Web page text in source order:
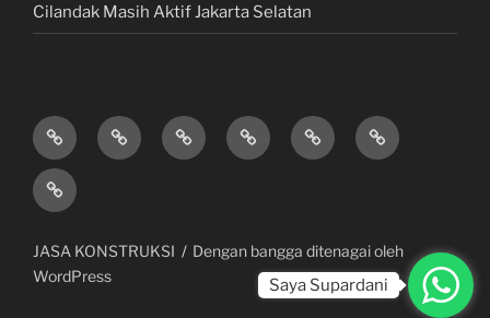
Cilandak Masih Aktif Jakarta Selatan
TANAH
DIJUAL
RUMAH
DIJUAL
HOTEL
&
LAHAN
/
GEDUNG
KONSULTAN
PROPERTY
JUAL,
BELI
MOBIL
JASA
KONSTRUKSI
JASA KONSTRUKSI
Dengan bangga ditenagai oleh
WordPress
Saya Supardani